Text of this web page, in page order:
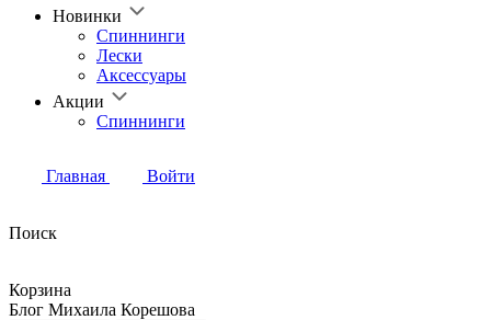
Новинки
Спиннинги
Лески
Аксессуары
Акции
Спиннинги
Главная Войти
Поиск
Корзина
Блог Михаила Корешова